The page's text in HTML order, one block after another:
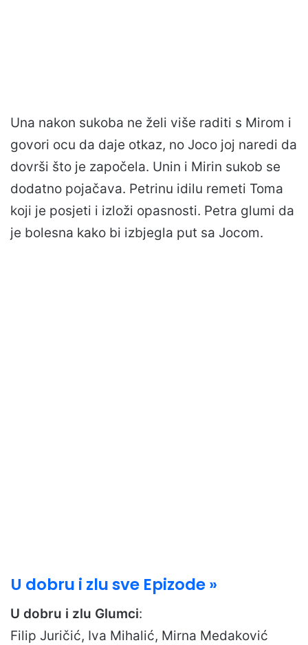
Una nakon sukoba ne želi više raditi s Mirom i
govori ocu da daje otkaz, no Joco joj naredi da
dovrši što je započela. Unin i Mirin sukob se
dodatno pojačava. Petrinu idilu remeti Toma
koji je posjeti i izloži opasnosti. Petra glumi da
je bolesna kako bi izbjegla put sa Jocom.
U dobru i zlu sve Epizode »
U dobru i zlu Glumci:
Filip Juričić, Iva Mihalić, Mirna Medaković